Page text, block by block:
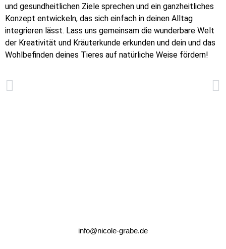
und gesundheitlichen Ziele sprechen und ein ganzheitliches
Konzept entwickeln, das sich einfach in deinen Alltag
integrieren lässt. Lass uns gemeinsam die wunderbare Welt
der Kreativität und Kräuterkunde erkunden und dein und das
Wohlbefinden deines Tieres auf natürliche Weise fördern!
info@nicole-grabe.de